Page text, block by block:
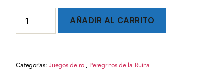
la
-
AÑADIR AL CARRITO
Categorías:Juegos de rol,Peregrinos de la Ruina